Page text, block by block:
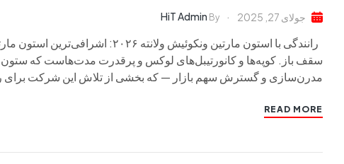
جولای 27, 2025 By
HiT Admin
رانندگی با استون مارتین ونکوئیش
سقف‌ باز. کوپه‌ها و کانورتیبل‌های لوکس و پرقدرت مدت‌هاست که ستون
مدرن‌سازی و گسترش سهم بازار — که بخشی از تلاش این شرکت برای
READ MORE